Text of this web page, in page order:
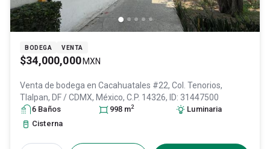
BODEGA VENTA
$34,000,000 MXN
Venta de bodega en
Cacahuatales #22, Col. Tenorios,
Tlalpan, DF / CDMX, México, C.P. 14326, ID: 31447500
6 Baños 998 m2
Luminaria
Cisterna